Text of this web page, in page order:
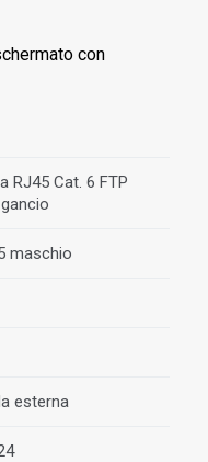
con
RJ45 Cat. 6 FTP
maschio
esterna